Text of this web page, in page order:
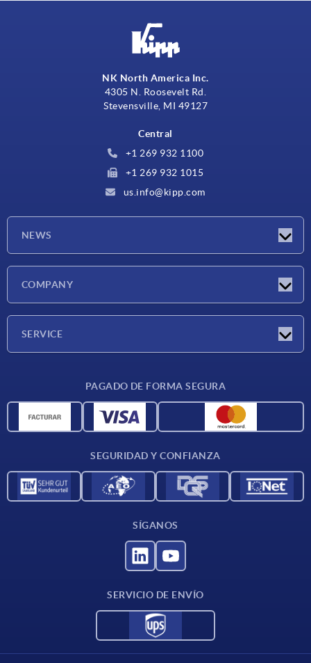
NK North America Inc.
4305 N. Roosevelt Rd.
Stevensville, MI 49127
Central
+1 269 932 1100
+1 269 932 1015
us.info@kipp.com
NEWS
COMPANY
SERVICE
Materiales
PAGADO DE FORMA SEGURA
SEGURIDAD Y CONFIANZA
SÍGANOS
SERVICIO DE ENVÍO